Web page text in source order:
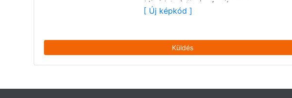
[ Új képkód ]
Küldés